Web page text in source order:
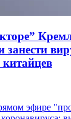
китайцев